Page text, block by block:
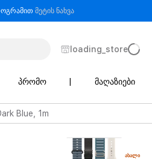
მეტის ნახვა- iPhone 17 Pro
loading_store
პრომო მაღაზიები
Blue, 1m
ᲐᲮᲐᲚᲘ